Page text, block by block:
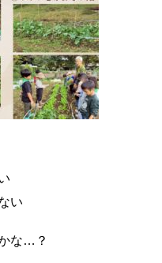
い
な…？